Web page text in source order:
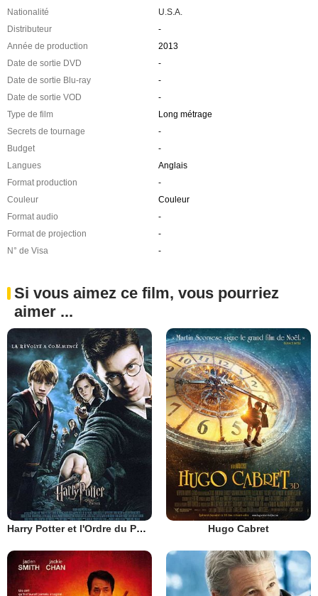
Nationalité
U.S.A.
Distributeur
-
Année de production
2013
Date de sortie DVD
-
Date de sortie Blu-ray
-
Date de sortie VOD
-
Type de film
Long métrage
Secrets de tournage
-
Budget
-
Langues
Anglais
Format production
-
Couleur
Couleur
Format audio
-
Format de projection
-
N° de Visa
-
Si vous aimez ce film, vous pourriez
aimer ...
Harry Potter et l'Ordre du Phénix Hugo Cabret